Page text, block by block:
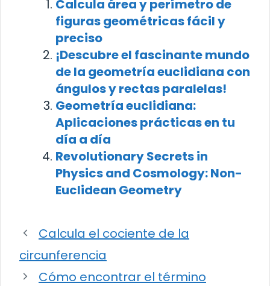
Calcula área y perímetro de
figuras geométricas fácil y
preciso
¡Descubre el fascinante mundo
de la geometría euclidiana con
ángulos y rectas paralelas!
Geometría euclidiana:
Aplicaciones prácticas en tu
día a día
Revolutionary Secrets in
Physics and Cosmology: Non-
Euclidean Geometry
Calcula el cociente de la
circunferencia
Cómo encontrar el término